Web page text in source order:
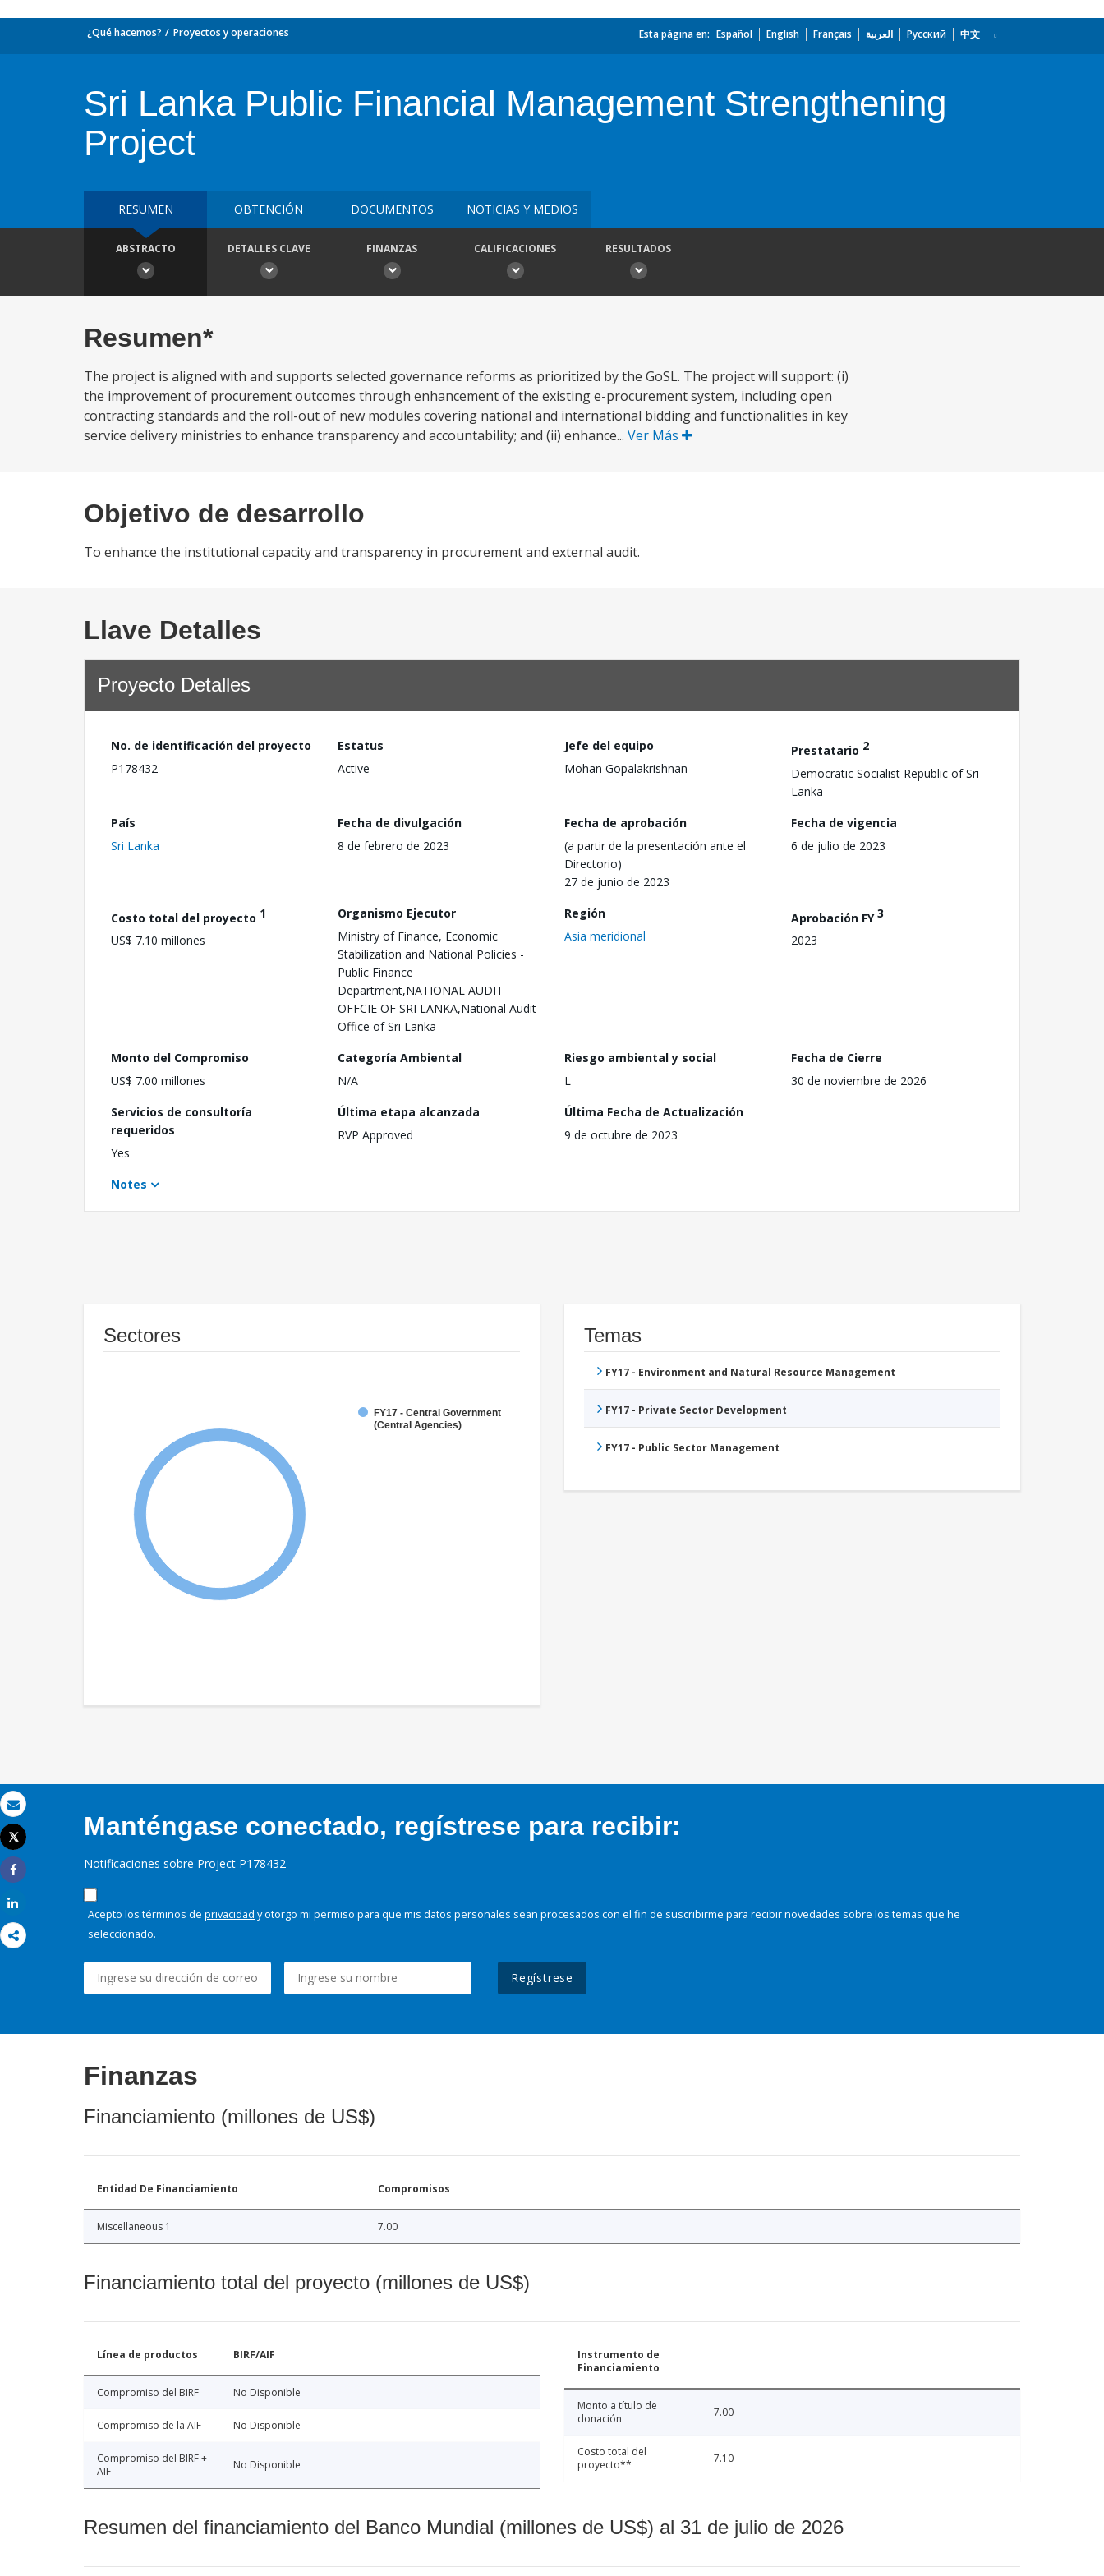
Correo electrónico
Imprimir
Tweet
Share
¿Qué hacemos? Proyectos y operaciones Esta página en: Español English Français العربية Русский 中文
Sri Lanka Public Financial Management Strengthening
Project
RESUMEN OBTENCIÓN DOCUMENTOS NOTICIAS Y MEDIOS
ABSTRACTO DETALLES CLAVE FINANZAS CALIFICACIONES RESULTADOS
Resumen*
The project is aligned with and supports selected governance reforms as prioritized by the GoSL. The project will support: (i)
the improvement of procurement outcomes through enhancement of the existing e-procurement system, including open
contracting standards and the roll-out of new modules covering national and international bidding and functionalities in key
service delivery ministries to enhance transparency and accountability; and (ii) enhance... Ver Más
Objetivo de desarrollo
To enhance the institutional capacity and transparency in procurement and external audit.
Llave Detalles
Proyecto Detalles
No. de identificación del proyecto
P178432
Estatus
Active
Jefe del equipo
Mohan Gopalakrishnan
Prestatario 2
Democratic Socialist Republic of Sri
Lanka
País
Sri Lanka
Fecha de divulgación
8 de febrero de 2023
Fecha de aprobación
(a partir de la presentación ante el
Directorio)
27 de junio de 2023
Fecha de vigencia
6 de julio de 2023
Costo total del proyecto 1
US$ 7.10 millones
Organismo Ejecutor
Ministry of Finance, Economic
Stabilization and National Policies -
Public Finance
Department,NATIONAL AUDIT
OFFCIE OF SRI LANKA,National Audit
Office of Sri Lanka
Región
Asia meridional
Aprobación FY3
2023
Monto del Compromiso
US$ 7.00 millones
Categoría Ambiental
N/A
Riesgo ambiental y social
L
Fecha de Cierre
30 de noviembre de 2026
Servicios de consultoría
requeridos
Yes
Última etapa alcanzada
RVP Approved
Última Fecha de Actualización
9 de octubre de 2023
Notes
Sectores
FY17 - Central Government
(Central Agencies)
Temas
FY17 - Environment and Natural Resource Management
FY17 - Private Sector Development
FY17 - Public Sector Management
Manténgase conectado, regístrese para recibir:
Notificaciones sobre Project P178432
Acepto los términos de privacidad y otorgo mi permiso para que mis datos personales sean procesados con el fin de suscribirme para recibir novedades sobre los temas que he
seleccionado.
Regístrese
Finanzas
Financiamiento (millones de US$)
Entidad De Financiamiento Compromisos
Miscellaneous 1 7.00
Financiamiento total del proyecto (millones de US$)
Línea de productos BIRF/AIF
Compromiso del BIRF No Disponible
Compromiso de la AIF No Disponible
Compromiso del BIRF +
AIF
No Disponible
Instrumento de
Financiamiento
Monto a título de
donación
7.00
Costo total del
proyecto**
7.10
Resumen del financiamiento del Banco Mundial (millones de US$) al 31 de julio de 2026